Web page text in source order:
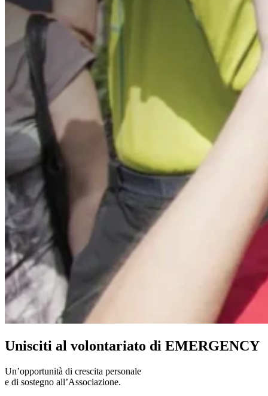
Unisciti al volontariato di EMERGENCY
Un’opportunità di crescita personale
e di sostegno all’Associazione.